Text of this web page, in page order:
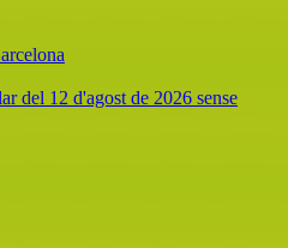
del 12 d'agost de 2026 sense